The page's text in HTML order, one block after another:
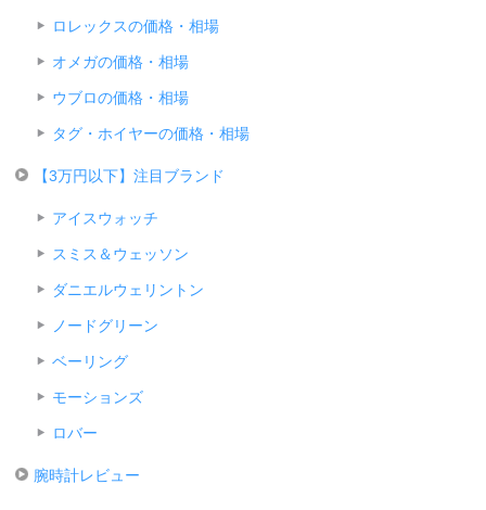
ロレックスの価格・相場
オメガの価格・相場
ウブロの価格・相場
タグ・ホイヤーの価格・相場
【3万円以下】注目ブランド
アイスウォッチ
スミス＆ウェッソン
ダニエルウェリントン
ノードグリーン
ベーリング
モーションズ
ロバー
腕時計レビュー